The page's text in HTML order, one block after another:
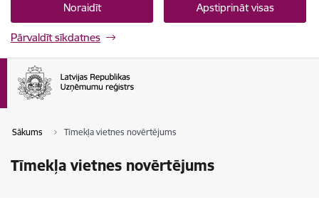
Noraidīt Apstiprināt visas
Pārvaldīt sīkdatnes
Sākums Tīmekļa vietnes novērtējums
Tīmekļa vietnes novērtējums